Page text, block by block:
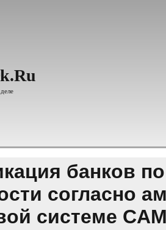
банков
согласно
системе